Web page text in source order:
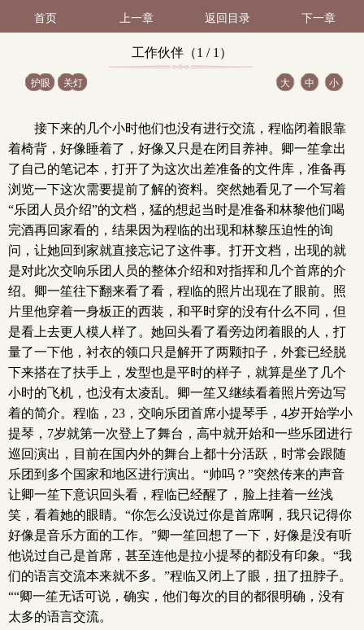
首页 上一章 返回目录 下一章
工作伙伴（1 / 1）
护眼 关灯 大 中 小
接下来的几个小时他们也没有进行交流，程临闭着眼靠
着椅背，好像睡着了，好像又只是在闭目养神。卿一笙拿出
了自己的笔记本，打开了为这次出差准备的文件库，准备再
浏览一下这次需要提前了解的资料。突然她看见了一个写着
“乐团人员介绍”的文档，猛的想起当时是准备和林黎他们喝
完酒再回家看的，结果因为程临的出现和林黎压迫性的询
问，让她回到家就直接忘记了这件事。打开文档，出现的就
是对此次交响乐团人员的整体介绍和对指挥和几个首席的介
绍。卿一笙往下翻来看了看，程临的照片出现在了眼前。照
片里他穿着一身板正的西装，和平时穿的没有什么不同，但
是看上去更人模人样了。她回头看了看旁边闭着眼的人，打
量了一下他，衬衣的领口只是解开了两颗扣子，外套已经脱
下来搭在了扶手上，发型也是平时的样子，就算是坐了几个
小时的飞机，也没有太凌乱。卿一笙又继续看着照片旁边写
着的简介。程临，23，交响乐团首席小提琴手，4岁开始学小
提琴，7岁就第一次登上了舞台，高中就开始和一些乐团进行
巡回演出，目前在国内外的舞台上都十分活跃，时常会跟随
乐团到多个国家和地区进行演出。“帅吗？”突然传来的声音
让卿一笙下意识回头看，程临已经醒了，脸上挂着一丝浅
笑，看着她的眼睛。“你怎么没说过你是首席啊，我只记得你
好像是音乐方面的工作。”卿一笙回想了一下，好像是没有听
他说过自己是首席，甚至连他是拉小提琴的都没有印象。“我
们的语言交流本来就不多。”程临又闭上了眼，扭了扭脖子。
““卿一笙无话可说，确实，他们每次的目的都很明确，没有
太多的语言交流。